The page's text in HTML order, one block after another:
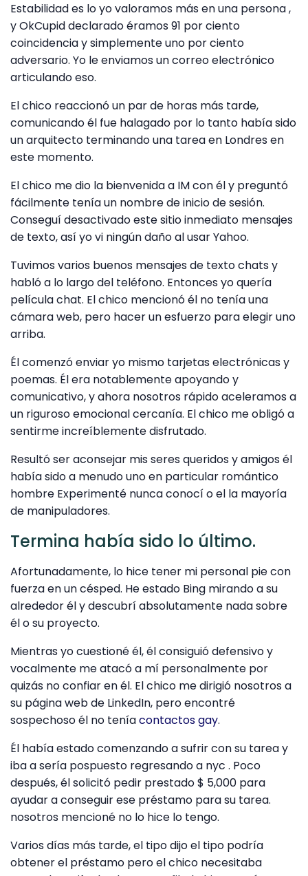
Estabilidad es lo yo valoramos más en una persona ,
y OkCupid declarado éramos 91 por ciento
coincidencia y simplemente uno por ciento
adversario. Yo le enviamos un correo electrónico
articulando eso.
El chico reaccionó un par de horas más tarde,
comunicando él fue halagado por lo tanto había sido
un arquitecto terminando una tarea en Londres en
este momento.
El chico me dio la bienvenida a IM con él y preguntó
fácilmente tenía un nombre de inicio de sesión.
Conseguí desactivado este sitio inmediato mensajes
de texto, así yo vi ningún daño al usar Yahoo.
Tuvimos varios buenos mensajes de texto chats y
habló a lo largo del teléfono. Entonces yo quería
película chat. El chico mencionó él no tenía una
cámara web, pero hacer un esfuerzo para elegir uno
arriba.
Él comenzó enviar yo mismo tarjetas electrónicas y
poemas. Él era notablemente apoyando y
comunicativo, y ahora nosotros rápido aceleramos a
un riguroso emocional cercanía. El chico me obligó a
sentirme increíblemente disfrutado.
Resultó ser aconsejar mis seres queridos y amigos él
había sido a menudo uno en particular romántico
hombre Experimenté nunca conocí o el la mayoría
de manipuladores.
Termina había sido lo último.
Afortunadamente, lo hice tener mi personal pie con
fuerza en un césped. He estado Bing mirando a su
alrededor él y descubrí absolutamente nada sobre
él o su proyecto.
Mientras yo cuestioné él, él consiguió defensivo y
vocalmente me atacó a mí personalmente por
quizás no confiar en él. El chico me dirigió nosotros a
su página web de LinkedIn, pero encontré
sospechoso él no teníacontactos gay.
Él había estado comenzando a sufrir con su tarea y
iba a sería pospuesto regresando a nyc . Poco
después, él solicitó pedir prestado $ 5,000 para
ayudar a conseguir ese préstamo para su tarea.
nosotros mencioné no lo hice lo tengo.
Varios días más tarde, el tipo dijo el tipo podría
obtener el préstamo pero el chico necesitaba